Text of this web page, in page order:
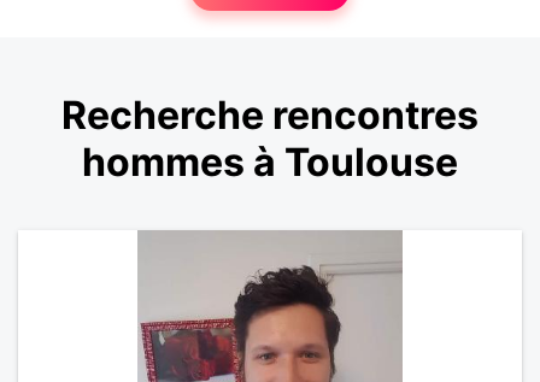
Recherche rencontres
hommes à Toulouse